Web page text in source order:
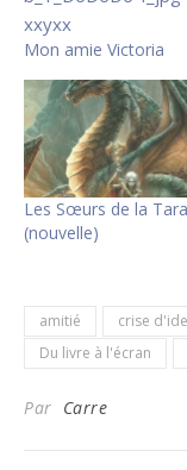
Mon amie Victoria
Les Sœurs de la
(nouvelle)
amitié crise
Du livre à l'écran
Par Carre